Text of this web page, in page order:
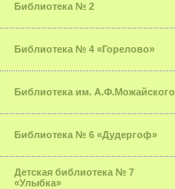
Библиотека № 2
Библиотека № 4 «Горелово»
Библиотека им. А.Ф.Можайского
Библиотека № 6 «Дудергоф»
Детская библиотека № 7
«Улыбка»